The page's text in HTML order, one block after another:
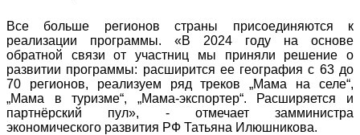
Все больше регионов страны присоединяются к
реализации программы. «В 2024 году на основе
обратной связи от участниц мы приняли решение о
развитии программы: расширится ее география с 63 до
70 регионов, реализуем ряд треков „Мама на селе“,
„Мама в туризме“, „Мама-экспортер“. Расширяется и
партнёрский пул», - отмечает замминистра
экономического развития РФ Татьяна Илюшникова.